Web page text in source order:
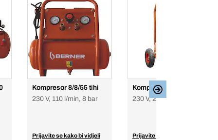
Kompresor 8/8/55 tihi
230 V, 110 l/min, 8 bar
Prijavite se kako bi vidjeli
Kompresor 8/16/120
230 V, 280 l/min, 10 bar
Prijavite se kako bi vidjeli